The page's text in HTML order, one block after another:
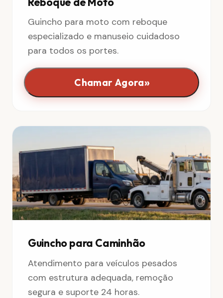
Guincho para moto com reboque
especializado e manuseio cuidadoso
para todos os portes.
Chamar Agora»
Guincho para Caminhão
Atendimento para veículos pesados
com estrutura adequada, remoção
segura e suporte 24 horas.